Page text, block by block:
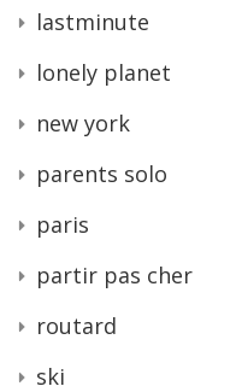
lastminute
lonely planet
new york
parents solo
paris
partir pas cher
routard
ski